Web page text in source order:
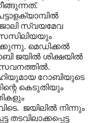
സ്വയമേവ
മെഡിക്കൽ
ജയിൽ ശിക്ഷയിൽ
റോബിയുടെ
കെടുതിയും
ജയിലിൽ നിന്നും
തടവിലാക്കപ്പെട്ട